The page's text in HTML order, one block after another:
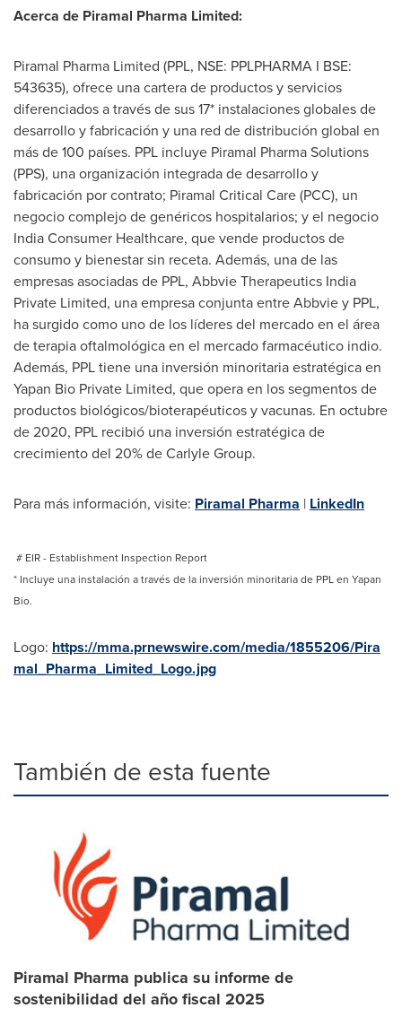
Acerca de Piramal Pharma Limited:
Piramal Pharma Limited (PPL, NSE: PPLPHARMA I BSE:
543635), ofrece una cartera de productos y servicios
diferenciados a través de sus 17* instalaciones globales de
desarrollo y fabricación y una red de distribución global en
más de 100 países. PPL incluye Piramal Pharma Solutions
(PPS), una organización integrada de desarrollo y
fabricación por contrato; Piramal Critical Care (PCC), un
negocio complejo de genéricos hospitalarios; y el negocio
India Consumer Healthcare, que vende productos de
consumo y bienestar sin receta. Además, una de las
empresas asociadas de PPL, Abbvie Therapeutics India
Private Limited, una empresa conjunta entre Abbvie y PPL,
ha surgido como uno de los líderes del mercado en el área
de terapia oftalmológica en el mercado farmacéutico indio.
Además, PPL tiene una inversión minoritaria estratégica en
Yapan Bio Private Limited, que opera en los segmentos de
productos biológicos/bioterapéuticos y vacunas. En octubre
de 2020, PPL recibió una inversión estratégica de
crecimiento del 20% de Carlyle Group.
Para más información, visite: Piramal Pharma | LinkedIn
# EIR - Establishment Inspection Report
* Incluye una instalación a través de la inversión minoritaria de PPL en Yapan
Bio.
Logo: https://mma.prnewswire.com/media/1855206/Pira
mal_Pharma_Limited_Logo.jpg
También de esta fuente
Piramal Pharma publica su informe de
sostenibilidad del año fiscal 2025